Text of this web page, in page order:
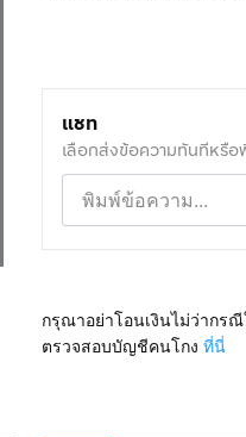
แชท
เลือกส่งข้อความทันทีหรื
กรุณาอย่าโอนเงินไม่ว่ากร
ตรวจสอบบัญชีคนโกง ที่นี่